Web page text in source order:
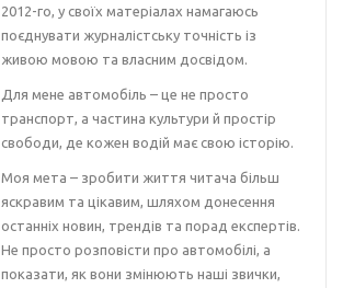
2012-го, у своїх матеріалах намагаюсь
поєднувати журналістську точність із
живою мовою та власним досвідом.
Для мене автомобіль – це не просто
транспорт, а частина культури й простір
свободи, де кожен водій має свою історію.
Моя мета – зробити життя читача більш
яскравим та цікавим, шляхом донесення
останніх новин, трендів та порад експертів.
Не просто розповісти про автомобілі, а
показати, як вони змінюють наші звички,